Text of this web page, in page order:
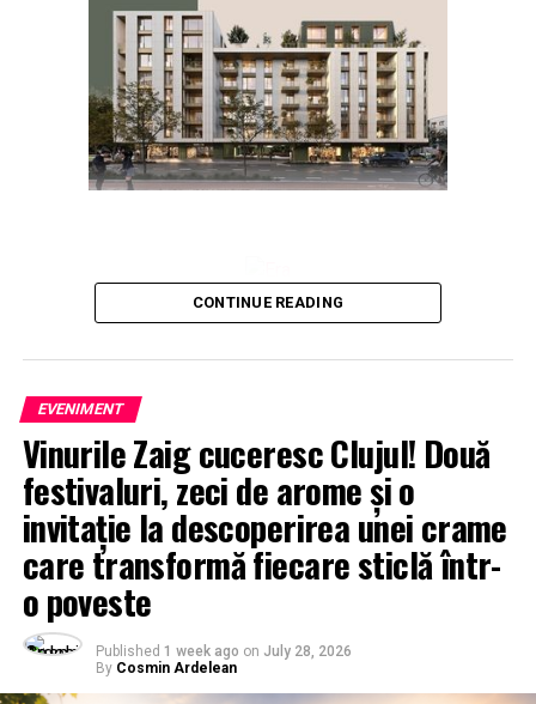
CONTINUE READING
EVENIMENT
Vinurile Zaig cuceresc Clujul! Două
festivaluri, zeci de arome și o
invitație la descoperirea unei crame
care transformă fiecare sticlă într-
o poveste
Published 1 week ago on July 28, 2026
By Cosmin Ardelean